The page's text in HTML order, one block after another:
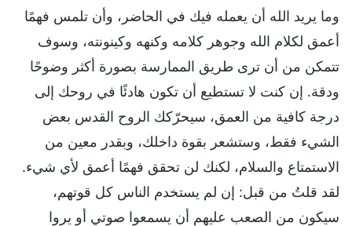
وما يريد الله أن يعمله فيك في الحاضر، وأن تلمس فهمًا
أعمق لكلام الله وجوهر كلامه وكنهه وكينونته، وسوف
تتمكن من أن ترى طريق الممارسة بصورة أكثر وضوحًا
ودقة. إن كنت لا تستطيع أن تكون هادئًا في روحك إلى
درجة كافية من العمق، سيحرّكك الروح القدس بعض
الشيء فقط، وستشعر بقوة داخلك، وبقدر معين من
الاستمتاع والسلام، لكنك لن تحقق فهمًا أعمق لأي شيء.
لقد قلتُ من قبل: إن لم يستخدم الناس كل قوتهم،
سيكون من الصعب عليهم أن يسمعوا صوتي أو يروا